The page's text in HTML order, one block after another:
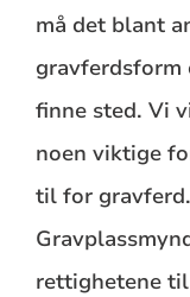
må det blant
gravferdsform
finne sted. Vi
noen viktige
til for
rettighetene